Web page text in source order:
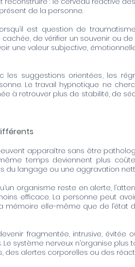
de la personne.
est question de
de vérifier un souvenir ou
une valeur subjective,
les suggestions orientées, les
Le travail hypnotique ne
à retrouver plus de stabilité, de
apparaître sans être
temps deviennent plus
du langage ou une aggravation
organisme reste en alerte,
efficace. La personne peut
elle-même que de l’état
fragmentée, intrusive, évitée
système nerveux n’organise
des alertes corporelles ou des